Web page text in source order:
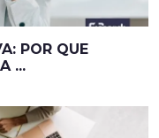
POR QUE
...